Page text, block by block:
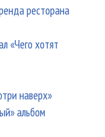
ресторана
«Чего хотят
наверх»
альбом